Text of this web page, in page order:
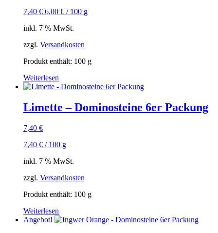
war:
ist:
7,40€ 6,00 € / 100 g
inkl. 7 % MwSt.
zzgl. Versandkosten
Produkt enthält: 100 g
Weiterlesen
Limette – Dominosteine 6er Packung
7,40 €
7,40 € / 100 g
inkl. 7 % MwSt.
zzgl. Versandkosten
Produkt enthält: 100 g
Weiterlesen
Angebot!